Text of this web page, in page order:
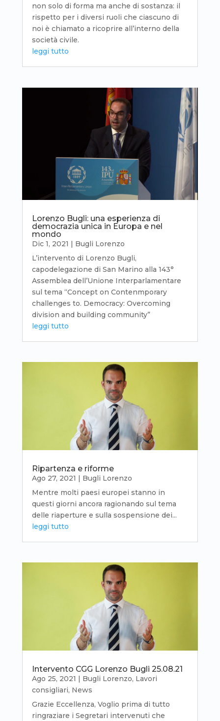
non solo di forma ma anche di sostanza: il
rispetto per i diversi ruoli che ciascuno di
noi è chiamato a ricoprire all’interno della
società civile.
leggi tutto
Lorenzo Bugli: una esperienza di
democrazia unica in Europa e nel
mondo
Dic 1, 2021 | Bugli Lorenzo
L’intervento di Lorenzo Bugli,
capodelegazione di San Marino alla 143°
Assemblea dell’Unione Interparlamentare
sul tema “Concept on Contenmporary
challenges to. Democracy: Overcoming
division and building community”
leggi tutto
Ripartenza e riforme
Ago 27, 2021 | Bugli Lorenzo
Mentre molti paesi europei stanno in
questi giorni ancora ragionando sul tema
delle riaperture e sulla sospensione dei...
leggi tutto
Intervento CGG Lorenzo Bugli 25.08.21
Ago 25, 2021 | Bugli Lorenzo, Lavori
consigliari, News
Grazie Eccellenza, Voglio prima di tutto
ringraziare i Segretari intervenuti che